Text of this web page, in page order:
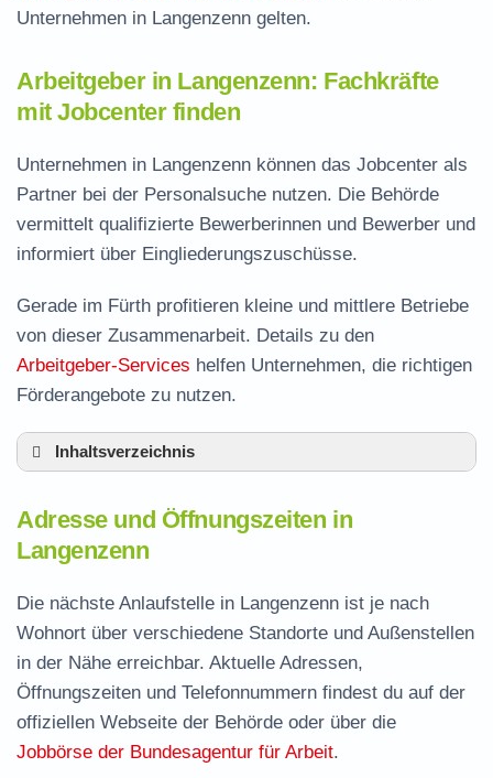
Unternehmen in Langenzenn gelten.
Arbeitgeber in Langenzenn: Fachkräfte
mit Jobcenter finden
Unternehmen in Langenzenn können das Jobcenter als
Partner bei der Personalsuche nutzen. Die Behörde
vermittelt qualifizierte Bewerberinnen und Bewerber und
informiert über Eingliederungszuschüsse.
Gerade im Fürth profitieren kleine und mittlere Betriebe
von dieser Zusammenarbeit. Details zu den
Arbeitgeber-Services helfen Unternehmen, die richtigen
Förderangebote zu nutzen.
Inhaltsverzeichnis
Leistungen der Arbeitsvermittlung in
Langenzenn
Termin vereinbaren und Bürgergeld beantragen
Jobcenter Fürth – zuständige Stelle
Häufige Fragen rund ums Jobcenter
Adresse und Öffnungszeiten in
Langenzenn
Die nächste Anlaufstelle in Langenzenn ist je nach
Wohnort über verschiedene Standorte und Außenstellen
in der Nähe erreichbar. Aktuelle Adressen,
Öffnungszeiten und Telefonnummern findest du auf der
offiziellen Webseite der Behörde oder über die
Jobbörse der Bundesagentur für Arbeit.